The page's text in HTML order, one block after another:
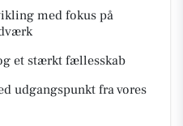
med fokus på
et stærkt fællesskab
udgangspunkt fra vores